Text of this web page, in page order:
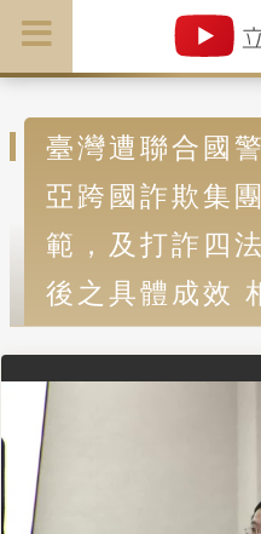
臺灣遭聯合國
亞跨國詐欺集
範，及打詐四
後之具體成效